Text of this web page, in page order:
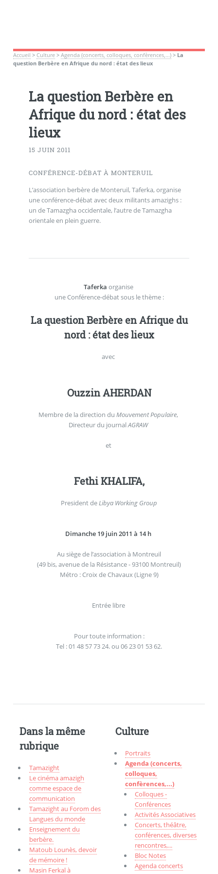
Accueil > Culture> Agenda (concerts, colloques, confèrences,...)> La
question Berbère en Afrique du nord : état des lieux
La question Berbère en
Afrique du nord : état des
lieux
15 JUIN 2011
CONFÉRENCE-DÉBAT À MONTERUIL
L’association berbère de Monteruil, Taferka, organise
une conférence-débat avec deux militants amazighs :
un de Tamazgha occidentale, l’autre de Tamazgha
orientale en plein guerre.
Taferka organise
une Conférence-débat sous le thème :
La question Berbère en Afrique du
nord : état des lieux
avec
Ouzzin AHERDAN
Membre de la direction du Mouvement Populaire,
Directeur du journalAGRAW
et
Fethi KHALIFA,
President deLibya Working Group
Dimanche 19 juin 2011 à 14 h
Au siège de l’association à Montreuil
(49 bis, avenue de la Résistance - 93100 Montreuil)
Métro : Croix de Chavaux (Ligne 9)
Entrée libre
Pour toute information :
Tel : 01 48 57 73 24. ou 06 23 01 53 62.
Dans la même
rubrique
Tamazight
Le cinéma amazigh
comme espace de
communication
Tamazight au Forom des
Langues du monde
Enseignement du
berbère.
Matoub Lounès, devoir
de mémoire !
Masin Ferkal à
Culture
Portraits
Agenda (concerts,
colloques,
confèrences,...)
Colloques -
Conférences
Activités Associatives
Concerts, théâtre,
conférences, diverses
rencontres,...
Bloc Notes
Agenda concerts